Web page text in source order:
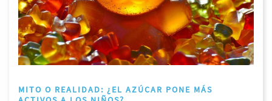
MITO O REALIDAD: ¿EL AZÚCAR PONE MÁS